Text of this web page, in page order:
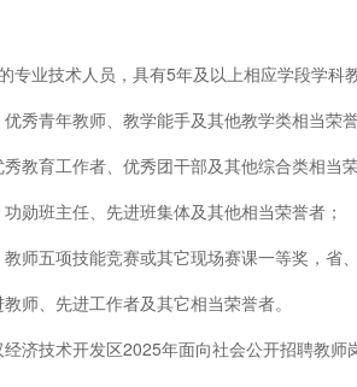
业技术人员，具有5年及以上相应学段学科
秀青年教师、教学能手及其他教学类相当荣
教育工作者、优秀团干部及其他综合类相当
勋班主任、先进班集体及其他相当荣誉者；
师五项技能竞赛或其它现场赛课一等奖，省
师、先进工作者及其它相当荣誉者。
济技术开发区2025年面向社会公开招聘教师